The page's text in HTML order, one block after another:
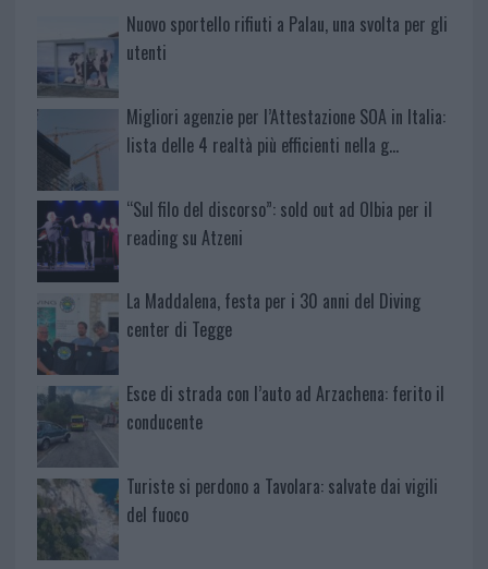
Nuovo sportello rifiuti a Palau, una svolta per gli
utenti
Migliori agenzie per l’Attestazione SOA in Italia:
lista delle 4 realtà più efficienti nella g…
“Sul filo del discorso”: sold out ad Olbia per il
reading su Atzeni
La Maddalena, festa per i 30 anni del Diving
center di Tegge
Esce di strada con l’auto ad Arzachena: ferito il
conducente
Turiste si perdono a Tavolara: salvate dai vigili
del fuoco